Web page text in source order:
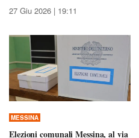
27 Giu 2026 | 19:11
MESSINA
Elezioni comunali Messina, al via